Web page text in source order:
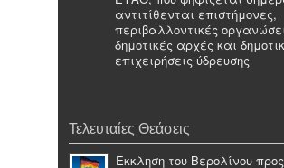
αντιτίθενται επιστήμονες,
περιβαλλοντικές
δημοτικές αρχές και
επιχειρήσεις ύδρευσης
Τελευταίες Θεάσεις
Εκκληση του Βερολίνου